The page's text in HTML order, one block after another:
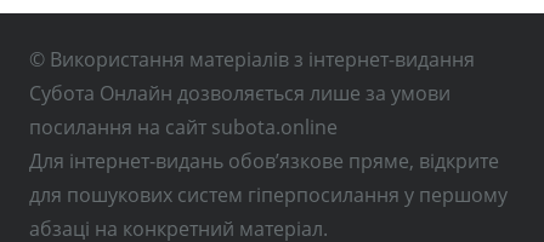
© Використання матеріалів з інтернет-видання
Субота Онлайн дозволяється лише за умови
посилання на сайт subota.online
Для інтернет-видань обов’язкове пряме, відкрите
для пошукових систем гіперпосилання у першому
абзаці на конкретний матеріал.